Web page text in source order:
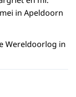
in Apeldoorn
Wereldoorlog in